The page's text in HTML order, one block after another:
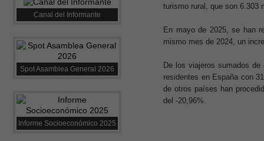
Canal del Informante
Spot Asamblea General 2026
Informe Socioeconómico 2025
turismo rural, que son 6.303
En mayo de 2025, se han
mismo mes de 2024, un
De los viajeros sumados
residentes en España con
de otros países han
del -20,96%.